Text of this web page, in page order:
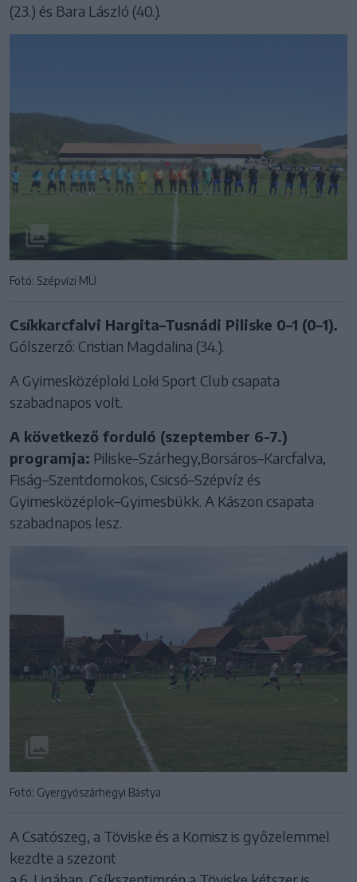
(23.) és Bara László (40.).
Fotó: Szépvízi MÜ
Csíkkarcfalvi Hargita–Tusnádi Piliske 0–1 (0–1).
Gólszerző: Cristian Magdalina (34.).
A Gyimesközéploki Loki Sport Club csapata
szabadnapos volt.
A következő forduló (szeptember 6-7.)
programja: Piliske–Szárhegy,Borsáros–Karcfalva,
Fiság–Szentdomokos, Csicsó–Szépvíz és
Gyimesközéplok–Gyimesbükk. A Kászon csapata
szabadnapos lesz.
Fotó: Gyergyószárhegyi Bástya
A Csatószeg, a Töviske és a Komisz is győzelemmel
kezdte a szezont